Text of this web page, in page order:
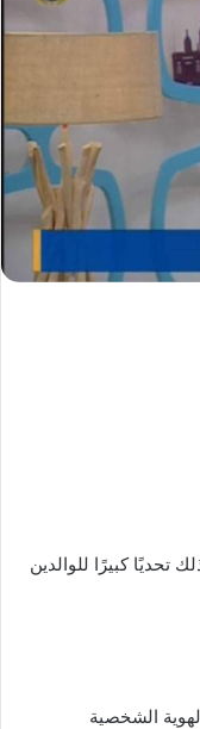
تحديًا كبيرًا للوالدين
الشخصية